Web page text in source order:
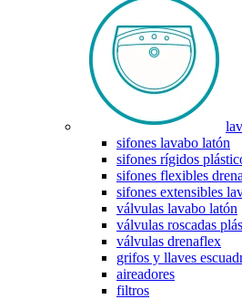
sifones lavabo latón
sifones rígidos
sifones flexibles
sifones extensibles
válvulas lavabo latón
válvulas roscadas
válvulas drenaflex
grifos y llaves
aireadores
filtros